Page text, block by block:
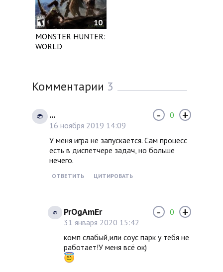
10
MONSTER HUNTER:
WORLD
Комментарии 3
...
16 ноября 2019 14:09
У меня игра не запускается. Сам процесс
есть в диспетчере задач, но больше
нечего.
ОТВЕТИТЬ ЦИТИРОВАТЬ
- 0 +
PrOgAmEr
31 января 2020 15:42
комп слабый,или соус парк у тебя не
работает!У меня всё ок)
- 0 +